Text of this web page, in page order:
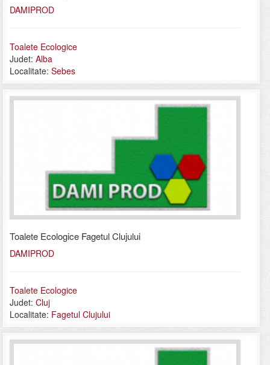
DAMIPROD
Toalete Ecologice
Judet: Alba
Localitate: Sebes
Toalete Ecologice Fagetul Clujului
DAMIPROD
Toalete Ecologice
Judet: Cluj
Localitate: Fagetul Clujului